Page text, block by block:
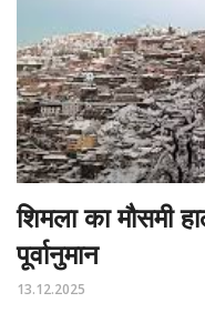
शिमला का मौसमी
पूर्वानुमान
13.12.2025